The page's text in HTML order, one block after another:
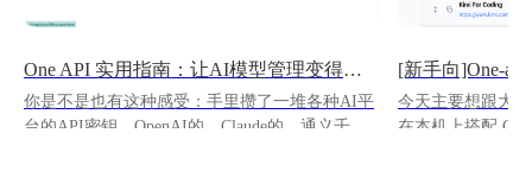
One API 实用指南：让AI模型管理变得超简单
你是不是也有这种感受：手里攒了一堆各种AI平
台的API密钥，OpenAI的、Claude的、通义千问
今天主要想跟大
在本机上搭配